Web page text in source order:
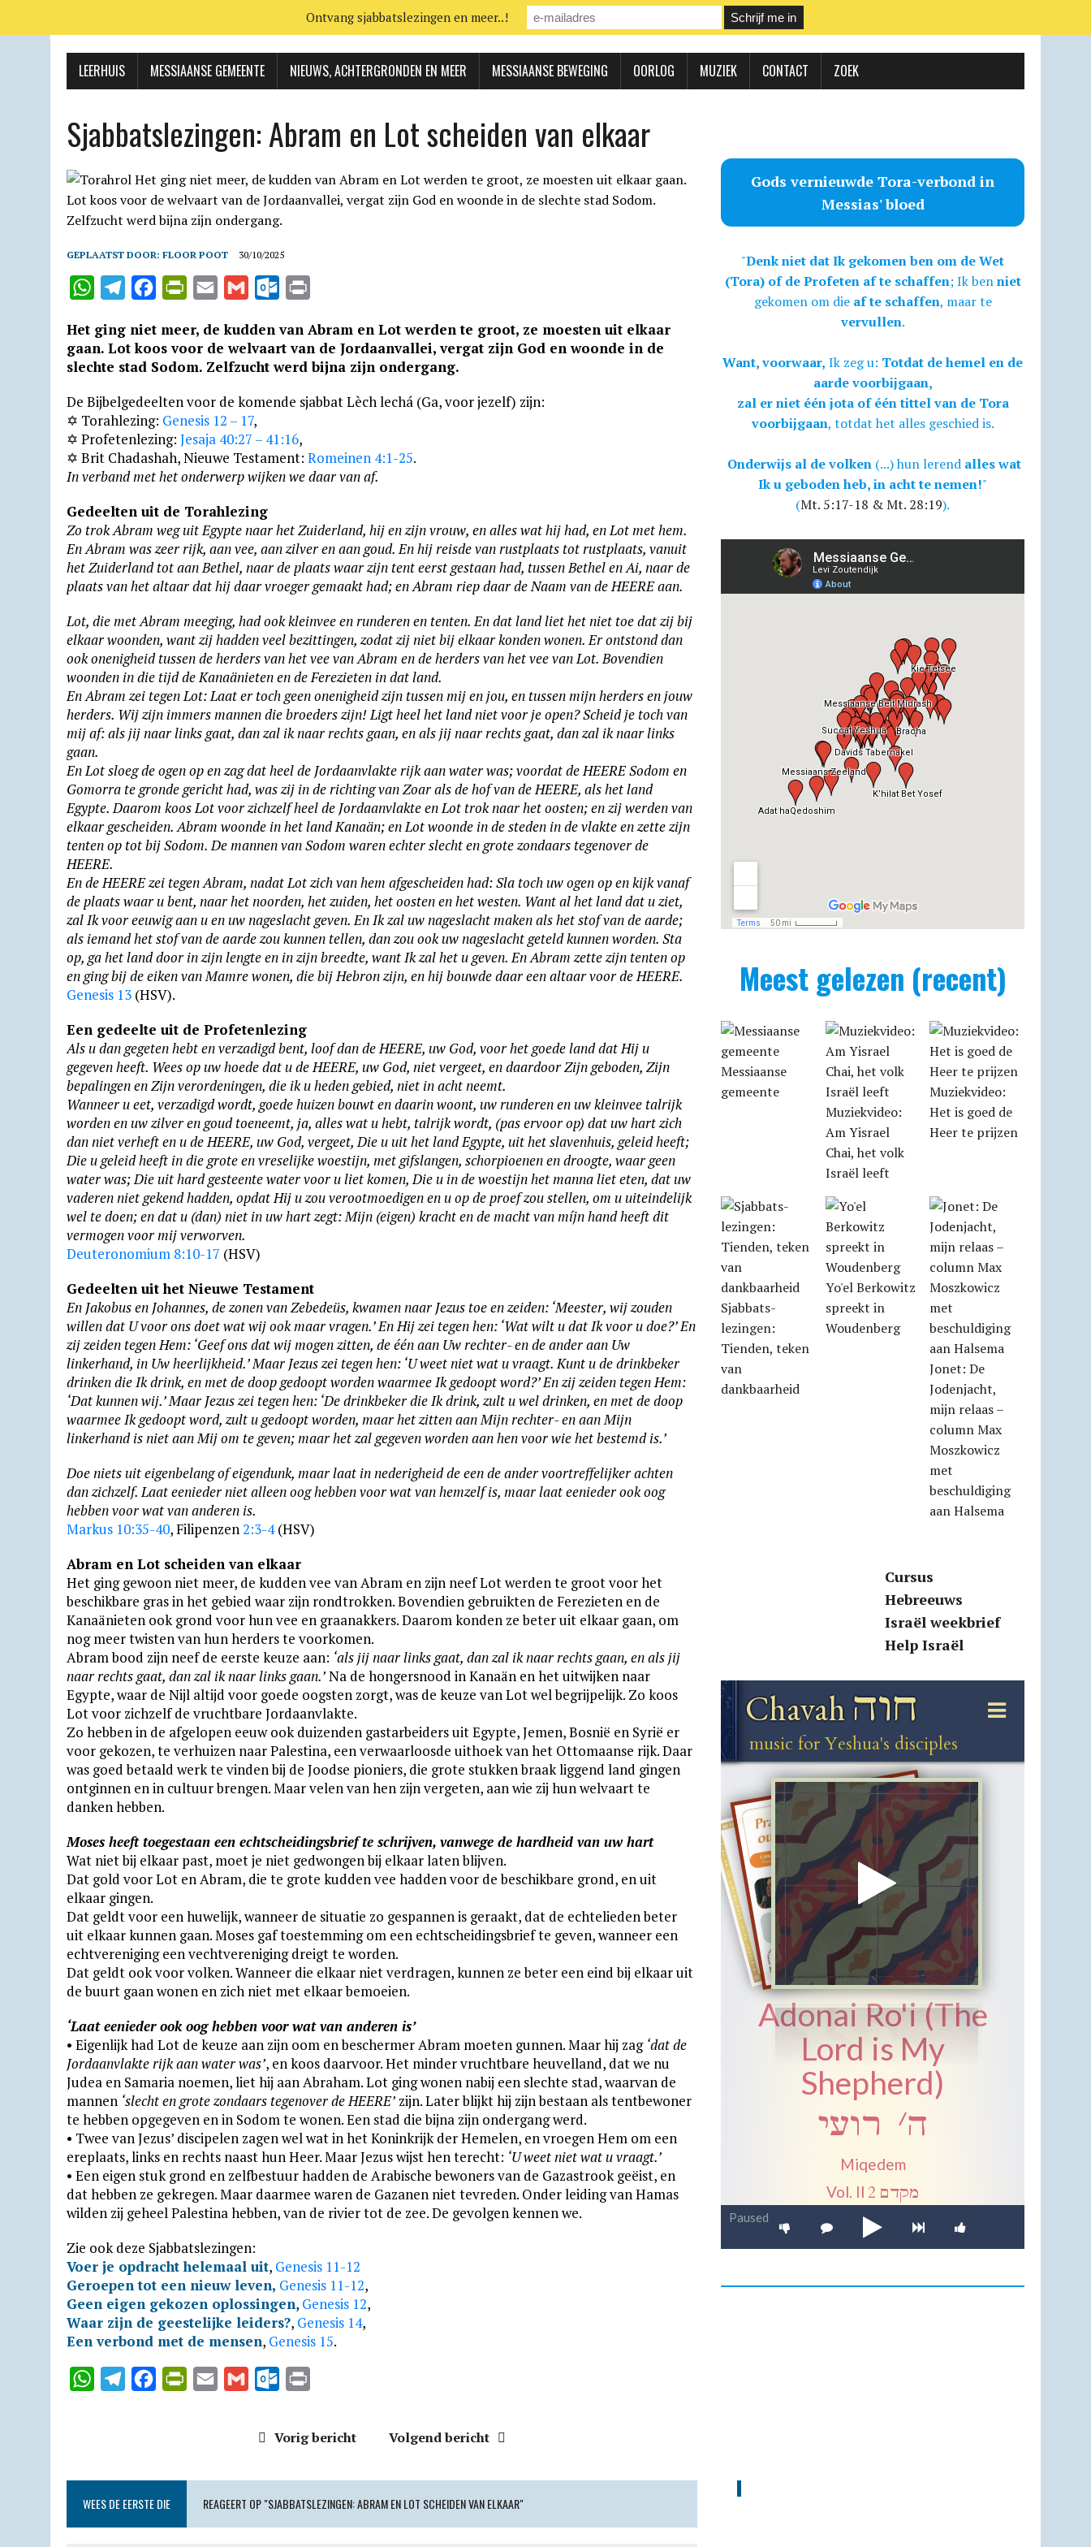
LEERHUIS MESSIAANSE GEMEENTE NIEUWS, ACHTERGRONDEN EN MEER MESSIAANSE BEWEGING OORLOG MUZIEK CONTACT ZOEK
Sjabbatslezingen: Abram en Lot scheiden van elkaar
GEPLAATST DOOR: FLOOR POOT 30/10/2025
W
a
t
A
p
p
T
e
r
a
m
c
e
o
o
k
i
n
F
r
i
e
n
d
l
y
a
i
a
i
t
l
o
k
.
c
m
i
n
Het ging niet meer, de kudden van Abram en Lot werden te groot, ze moesten uit elkaar
gaan. Lot koos voor de welvaart van de Jordaanvallei, vergat zijn God en woonde in de
slechte stad Sodom. Zelfzucht werd bijna zijn ondergang.
De Bijbelgedeelten voor de komende sjabbat Lèch lechá (Ga, voor jezelf) zijn:
✡ Torahlezing: Genesis 12 – 17,
✡ Profetenlezing: Jesaja 40:27 – 41:16,
✡ Brit Chadashah, Nieuwe Testament: Romeinen 4:1-25.
In verband met het onderwerp wijken we daar van af.
Gedeelten uit de Torahlezing
Zo trok Abram weg uit Egypte naar het Zuiderland, hij en zijn vrouw, en alles wat hij had, en Lot met hem.
En Abram was zeer rijk, aan vee, aan zilver en aan goud. En hij reisde van rustplaats tot rustplaats, vanuit
het Zuiderland tot aan Bethel, naar de plaats waar zijn tent eerst gestaan had, tussen Bethel en Ai, naar de
plaats van het altaar dat hij daar vroeger gemaakt had; en Abram riep daar de Naam van de HEERE aan.
Lot, die met Abram meeging, had ook kleinvee en runderen en tenten. En dat land liet het niet toe dat zij bij
elkaar woonden, want zij hadden veel bezit­tin­gen, zodat zij niet bij elkaar konden wonen. Er ontstond dan
ook onenig­heid tussen de herders van het vee van Abram en de herders van het vee van Lot. Bovendien
woonden in die tijd de Kanaä­nie­ten en de Fere­zie­ten in dat land.
En Abram zei tegen Lot: Laat er toch geen onenig­heid zijn tussen mij en jou, en tussen mijn herders en jouw
herders. Wij zijn immers mannen die broeders zijn! Ligt heel het land niet voor je open? Scheid je toch van
mij af: als jij naar links gaat, dan zal ik naar rechts gaan, en als jij naar rechts gaat, dan zal ik naar links
gaan.
En Lot sloeg de ogen op en zag dat heel de Jordaan­vlakte rijk aan water was; voordat de HEERE Sodom en
Gomorra te gronde gericht had, was zij in de richting van Zoar als de hof van de HEERE, als het land
Egypte. Daarom koos Lot voor zichzelf heel de Jordaan­vlakte en Lot trok naar het oosten; en zij werden van
elkaar geschei­den. Abram woonde in het land Kanaän; en Lot woonde in de steden in de vlakte en zette zijn
tenten op tot bij Sodom. De mannen van Sodom waren echter slecht en grote zondaars tegenover de
HEERE.
En de HEERE zei tegen Abram, nadat Lot zich van hem afgescheiden had: Sla toch uw ogen op en kijk vanaf
de plaats waar u bent, naar het noorden, het zuiden, het oosten en het westen. Want al het land dat u ziet,
zal Ik voor eeuwig aan u en uw nage­slacht geven. En Ik zal uw nage­slacht maken als het stof van de aarde;
als iemand het stof van de aarde zou kunnen tellen, dan zou ook uw nage­slacht geteld kunnen worden. Sta
op, ga het land door in zijn lengte en in zijn breedte, want Ik zal het u geven. En Abram zette zijn tenten op
en ging bij de eiken van Mamre wonen, die bij Hebron zijn, en hij bouwde daar een altaar voor de HEERE.
Genesis 13 (HSV).
Een gedeelte uit de Profetenlezing
Als u dan gegeten hebt en verzadigd bent, loof dan de HEERE, uw God, voor het goede land dat Hij u
gegeven heeft. Wees op uw hoede dat u de HEERE, uw God, niet vergeet, en daardoor Zijn geboden, Zijn
bepalingen en Zijn verordeningen, die ik u heden gebied, niet in acht neemt.
Wanneer u eet, verzadigd wordt, goede huizen bouwt en daarin woont, uw runderen en uw kleinvee talrijk
worden en uw zilver en goud toeneemt, ja, alles wat u hebt, talrijk wordt, (pas ervoor op) dat uw hart zich
dan niet verheft en u de HEERE, uw God, vergeet, Die u uit het land Egypte, uit het slavenhuis, geleid heeft;
Die u geleid heeft in die grote en vreselijke woestijn, met gifslangen, schorpioenen en droogte, waar geen
water was; Die uit hard gesteente water voor u liet komen, Die u in de woestijn het manna liet eten, dat uw
vaderen niet gekend hadden, opdat Hij u zou verootmoedigen en u op de proef zou stellen, om u uiteindelijk
wel te doen; en dat u (dan) niet in uw hart zegt: Mijn (eigen) kracht en de macht van míjn hand heeft dit
vermogen voor mij verworven.
Deuteronomium 8:10-17 (HSV)
Gedeelten uit het Nieuwe Testament
En Jakobus en Johannes, de zonen van Zebedeüs, kwamen naar Jezus toe en zeiden: ‘Meester, wij zouden
willen dat U voor ons doet wat wij ook maar vragen.’ En Hij zei tegen hen: ‘Wat wilt u dat Ik voor u doe?’ En
zij zeiden tegen Hem: ‘Geef ons dat wij mogen zitten, de één aan Uw rechter- en de ander aan Uw
linkerhand, in Uw heerlijkheid.’ Maar Jezus zei tegen hen: ‘U weet niet wat u vraagt. Kunt u de drinkbeker
drinken die Ik drink, en met de doop gedoopt worden waarmee Ik gedoopt word?’ En zij zeiden tegen Hem:
‘Dat kunnen wij.’ Maar Jezus zei tegen hen: ‘De drinkbeker die Ik drink, zult u wel drinken, en met de doop
waarmee Ik gedoopt word, zult u gedoopt worden, maar het zitten aan Mijn rechter- en aan Mijn
linkerhand is niet aan Mij om te geven; maar het zal gegeven worden aan hen voor wie het bestemd is.’
Doe niets uit eigenbelang of eigendunk, maar laat in nederigheid de een de ander voor­tref­fe­lij­ker achten
dan zichzelf. Laat eenieder niet alleen oog hebben voor wat van hemzelf is, maar laat eenieder ook oog
hebben voor wat van anderen is.
Markus 10:35-40, Filipenzen2:3-4(HSV)
Abram en Lot scheiden van elkaar
Het ging gewoon niet meer, de kudden vee van Abram en zijn neef Lot werden te groot voor het
beschikbare gras in het gebied waar zijn rondtrokken. Bovendien gebruikten de Ferezieten en de
Kanaänieten ook grond voor hun vee en graanakkers. Daarom konden ze beter uit elkaar gaan, om
nog meer twisten van hun herders te voorkomen.
Abram bood zijn neef de eerste keuze aan: ‘als jij naar links gaat, dan zal ik naar rechts gaan, en als jij
naar rechts gaat, dan zal ik naar links gaan.’Na de hongers­nood in Kanaän en het uitwijken naar
Egypte, waar de Nijl altijd voor goede oogsten zorgt, was de keuze van Lot wel begrijpelijk. Zo koos
Lot voor zichzelf de vrucht­bare Jordaan­vlakte.
Zo hebben in de afgelopen eeuw ook duizenden gast­arbeiders uit Egypte, Jemen, Bosnië en Syrië er
voor gekozen, te verhuizen naar Palestina, een verwaar­loosde uithoek van het Otto­maan­se rijk. Daar
was goed betaald werk te vinden bij de Joodse pioniers, die grote stukken braak liggend land gingen
ont­gin­nen en in cultuur brengen. Maar velen van hen zijn vergeten, aan wie zij hun welvaart te
danken hebben.
Moses heeft toegestaan een echtscheidingsbrief te schrijven, vanwege de hardheid van uw hart
Wat niet bij elkaar past, moet je niet gedwongen bij elkaar laten blijven.
Dat gold voor Lot en Abram, die te grote kudden vee hadden voor de beschikbare grond, en uit
elkaar gingen.
Dat geldt voor een huwelijk, wanneer de situatie zo gespan­nen is geraakt, dat de echte­lieden beter
uit elkaar kunnen gaan. Moses gaf toe­stem­ming om een echt­schei­dings­brief te geven, wanneer een
echt­vereni­ging een vecht­ver­eni­ging dreigt te worden.
Dat geldt ook voor volken. Wanneer die elkaar niet verdragen, kunnen ze beter een eind bij elkaar uit
de buurt gaan wonen en zich niet met elkaar bemoeien.
‘Laat eenieder ook oog hebben voor wat van anderen is’
• Eigenlijk had Lot de keuze aan zijn oom en bescher­mer Abram moeten gunnen. Maar hij zag ‘dat de
Jordaan­vlakte rijk aan water was’, en koos daarvoor. Het minder vrucht­bare heuvel­land, dat we nu
Judea en Samaria noemen, liet hij aan Abraham. Lot ging wonen nabij een slechte stad, waarvan de
mannen ‘slecht en grote zondaars tegenover de HEERE’ zijn. Later blijkt hij zijn bestaan als tentbewoner
te hebben opgegeven en in Sodom te wonen. Een stad die bijna zijn ondergang werd.
• Twee van Jezus’ discipelen zagen wel wat in het Koninkrijk der Hemelen, en vroegen Hem om een
ereplaats, links en rechts naast hun Heer. Maar Jezus wijst hen terecht: ‘U weet niet wat u vraagt.’
• Een eigen stuk grond en zelfbestuur hadden de Arabische bewoners van de Gazastrook geëist, en
dat hebben ze gekregen. Maar daarmee waren de Gazanen niet tevreden. Onder leiding van Hamas
wilden zij geheel Palestina hebben, van de rivier tot de zee. De gevolgen kennen we.
Zie ook deze Sjabbatslezingen:
Voer je opdracht helemaal uit, Genesis 11-12
Geroepen tot een nieuw leven, Genesis 11-12,
Geen eigen gekozen oplossingen, Genesis 12,
Waar zijn de geestelijke leiders?, Genesis 14,
Een verbond met de mensen, Genesis 15.
W
s
A
p
T
g
r
a
b
o
o
t
r
l
l
o
o
k
t
Vorig bericht Volgend bericht
WEES DE EERSTE DIE REAGEERT OP "SJABBATSLEZINGEN: ABRAM EN LOT SCHEIDEN VAN ELKAAR"
Gods vernieuwde Tora-verbond in
Messias' bloed
"Denk niet dat Ik gekomen ben om de Wet
(Tora) of de Profeten af te schaffen; Ik benniet
gekomen om die af te schaffen, maar te
vervullen.
Want, voorwaar, Ik zeg u: Totdat de hemel en de
aarde voorbijgaan,
zal er niet één jota of één tittel van de Tora
voorbijgaan, totdat het alles geschied is.
Onderwijs al de volken (...) hun lerend alles wat
Ik u geboden heb, in acht te nemen!"
(Mt. 5:17-18 & Mt. 28:19).
Meest gelezen (recent)
Messiaanse
gemeente
Muziekvideo:
Am Yisrael
Chai, het volk
Israël leeft
Muziekvideo:
Het is goed de
Heer te prijzen
Sjabbats­
lezingen:
Tienden, teken
van
dankbaarheid
Yo'el Berkowitz
spreekt in
Woudenberg
Jonet: De
Jodenjacht,
mijn relaas –
column Max
Moszkowicz
met
beschuldiging
aan Halsema
Cursus
Hebreeuws
Israël weekbrief
Help Israël
Ontvang sjabbatslezingen en meer..!